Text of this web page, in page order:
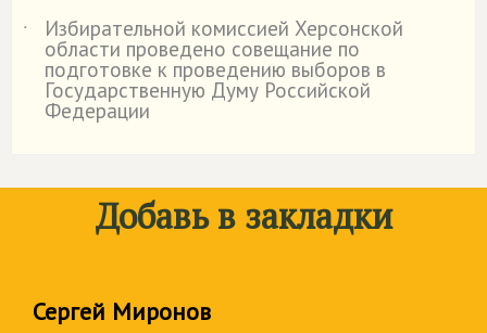
˙
Избирательной комиссией Херсонской
области проведено совещание по
подготовке к проведению выборов в
Государственную Думу Российской
Федерации
Добавь в закладки
Сергей Миронов